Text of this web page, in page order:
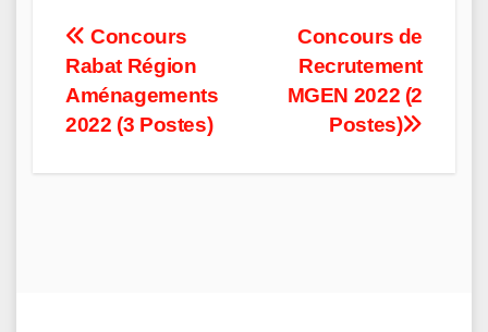
Post
navigation
Concours de
Recrutement
MGEN 2022 (2
Postes)
Concours
Rabat Région
Aménagements
2022 (3 Postes)